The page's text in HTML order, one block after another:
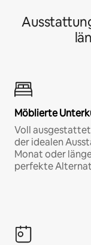
Möblierte
Voll
der idealen
Monat oder
perfekte